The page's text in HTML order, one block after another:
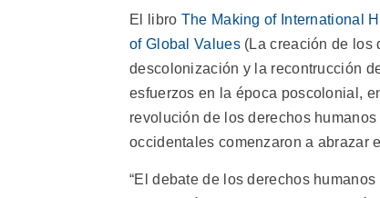
El libro The Making of International
of Global Values(La creación de los
descolonización y la recontrucción
esfuerzos en la época poscolonial,
revolución de los derechos
occidentales comenzaron a abrazar
“El debate de los derechos